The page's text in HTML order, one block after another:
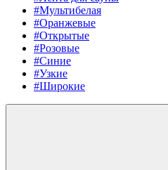
#Мультибелая
#Оранжевые
#Открытые
#Розовые
#Синие
#Узкие
#Широкие